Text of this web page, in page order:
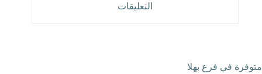
التعليقات
متوفرة في فرع بهلا